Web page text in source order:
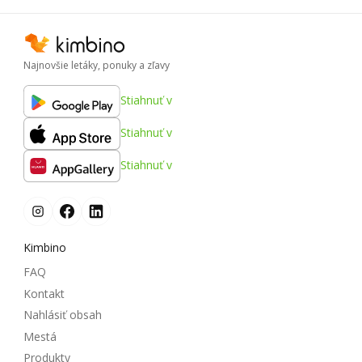
Najnovšie letáky, ponuky a zľavy
Stiahnuť v
Stiahnuť v
Stiahnuť v
Kimbino
FAQ
Kontakt
Nahlásiť obsah
Mestá
Produkty